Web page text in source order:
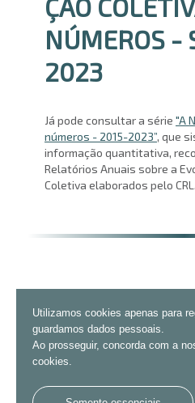
Utilizamos cookies apenas para
guardamos dados pessoais.
Ao prosseguir, concorda com a
cookies.
ÇÃO
NÚMEROS -
2023
Já pode consultar a série "A
números - 2015-2023”, que
informação quantitativa,
Relatórios Anuais sobre a
Coletiva elaborados pelo CRL.